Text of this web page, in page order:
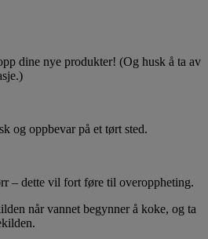
dine nye produkter! (Og husk å ta av
og oppbevar på et tørt sted.
– dette vil fort føre til overoppheting.
når vannet begynner å koke, og ta